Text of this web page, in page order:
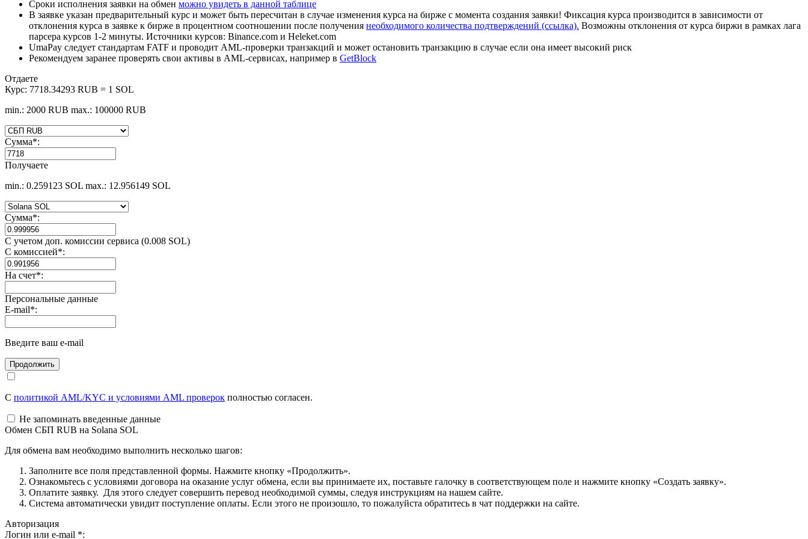
Сроки исполнения заявки на обмен можно увидеть в данной таблице
В заявке указан предварительный курс и может быть пересчитан в случае изменения курса на бирже с момента создания заявки! Фиксация курса производится в зависимости от
отклонения курса в заявке к бирже в процентном соотношении после получения необходимого количества подтверждений (ссылка). Возможны отклонения от курса биржи в рамках лага
парсера курсов 1-2 минуты. Источники курсов: Binance.com и Heleket.com
UmaPay следует стандартам FATF и проводит AML-проверки транзакций и может остановить транзакцию в случае если она имеет высокий риск
Рекомендуем заранее проверять свои активы в AML-сервисах, например в GetBlock
Отдаете
Курс: 7718.34293 RUB = 1 SOL
min.: 2000 RUB max.: 100000 RUB
Сумма*:
Получаете
min.: 0.259123 SOL max.: 12.956149 SOL
Сумма*:
С учетом доп. комиссии сервиса (0.008 SOL)
С комиссией*:
На счет*:
Персональные данные
E-mail*:
Введите ваш e-mail
С политикой AML/KYC и условиями AML проверок полностью согласен.
Не запоминать введенные данные
Обмен СБП RUB на Solana SOL
Для обмена вам необходимо выполнить несколько шагов:
Заполните все поля представленной формы. Нажмите кнопку «Продолжить».
Ознакомьтесь с условиями договора на оказание услуг обмена, если вы принимаете их, поставьте галочку в соответствующем поле и нажмите кнопку «Создать заявку».
Оплатите заявку. Для этого следует совершить перевод необходимой суммы, следуя инструкциям на нашем сайте.
Система автоматически увидит поступление оплаты. Если этого не произошло, то пожалуйста обратитесь в чат поддержки на сайте.
Авторизация
Логин или e-mail *: